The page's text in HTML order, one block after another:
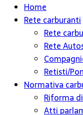
Home
Rete carburanti
Rete
Rete
Retisti/
Normativa
Riforma
Atti